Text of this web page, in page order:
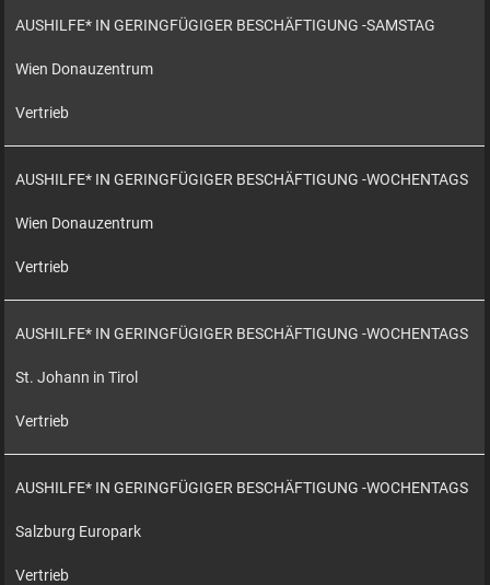
AUSHILFE* IN GERINGFÜGIGER BESCHÄFTIGUNG -SAMSTAG
Wien Donauzentrum
Vertrieb
AUSHILFE* IN GERINGFÜGIGER BESCHÄFTIGUNG -WOCHENTAGS
Wien Donauzentrum
Vertrieb
AUSHILFE* IN GERINGFÜGIGER BESCHÄFTIGUNG -WOCHENTAGS
St. Johann in Tirol
Vertrieb
AUSHILFE* IN GERINGFÜGIGER BESCHÄFTIGUNG -WOCHENTAGS
Salzburg Europark
Vertrieb